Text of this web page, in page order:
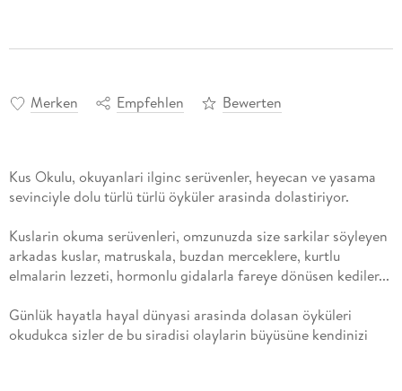
Merken Empfehlen Bewerten
Kus Okulu, okuyanlari ilginc serüvenler, heyecan ve yasama
sevinciyle dolu türlü türlü öyküler arasinda dolastiriyor.
Kuslarin okuma serüvenleri, omzunuzda size sarkilar söyleyen
arkadas kuslar, matruskala, buzdan merceklere, kurtlu
elmalarin lezzeti, hormonlu gidalarla fareye dönüsen kediler...
Günlük hayatla hayal dünyasi arasinda dolasan öyküleri
okudukca sizler de bu siradisi olaylarin büyüsüne kendinizi